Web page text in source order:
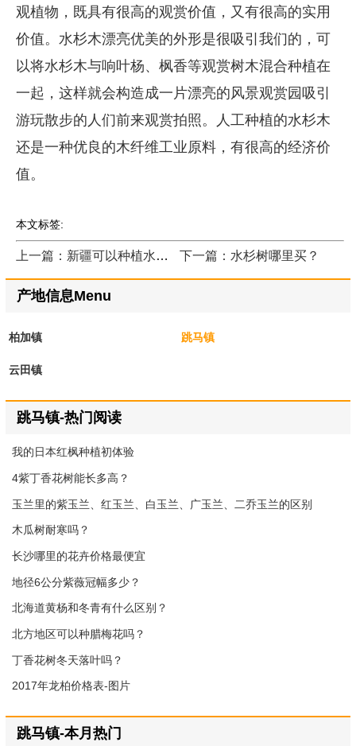
观植物，既具有很高的观赏价值，又有很高的实用
价值。水杉木漂亮优美的外形是很吸引我们的，可
以将水杉木与响叶杨、枫香等观赏树木混合种植在
一起，这样就会构造成一片漂亮的风景观赏园吸引
游玩散步的人们前来观赏拍照。人工种植的水杉木
还是一种优良的木纤维工业原料，有很高的经济价
值。
本文标签:
上一篇：新疆可以种植水杉树吗？ 下一篇：水杉树哪里买？
产地信息Menu
柏加镇 跳马镇
云田镇
跳马镇-热门阅读
我的日本红枫种植初体验
4紫丁香花树能长多高？
玉兰里的紫玉兰、红玉兰、白玉兰、广玉兰、二乔玉兰的区别
木瓜树耐寒吗？
长沙哪里的花卉价格最便宜
地径6公分紫薇冠幅多少？
北海道黄杨和冬青有什么区别？
北方地区可以种腊梅花吗？
丁香花树冬天落叶吗？
2017年龙柏价格表-图片
跳马镇-本月热门